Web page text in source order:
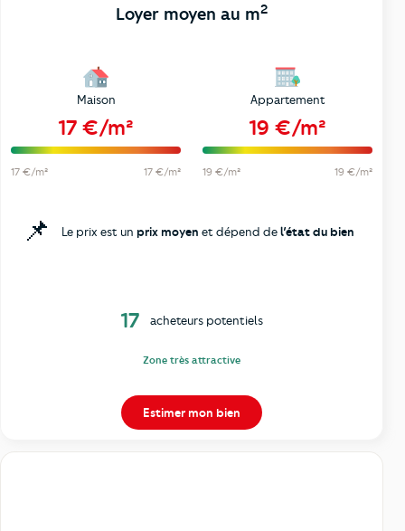
Loyer moyen au m2
Maison
17 €/m²
17 €/m² 17 €/m²
Appartement
19 €/m²
19 €/m² 19 €/m²
📌 Le prix est un prix moyen et dépend del’état du bien
17 acheteurs potentiels
Zone très attractive
Estimer mon bien